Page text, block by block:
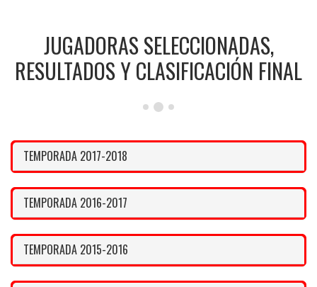
JUGADORAS SELECCIONADAS,
RESULTADOS Y CLASIFICACIÓN FINAL
TEMPORADA 2017-2018
TEMPORADA 2016-2017
TEMPORADA 2015-2016